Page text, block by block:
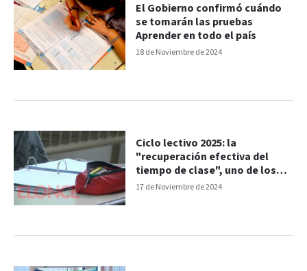
18 de Noviembre de 2024
El Gobierno confirmó cuándo
se tomarán las pruebas
Aprender en todo el país
17 de Noviembre de 2024
Ciclo lectivo 2025: la
"recuperación efectiva del
tiempo de clase", uno de los
ejes centrales